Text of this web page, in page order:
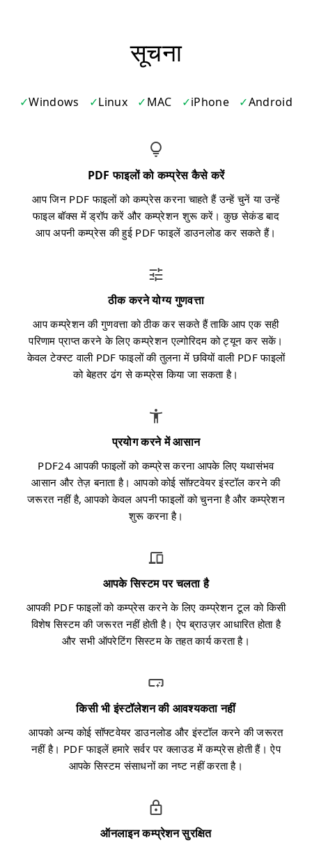
सूचना
Windows Linux MAC iPhone Android
PDF फाइलों को कम्प्रेस कैसे करें
आप जिन PDF फाइलों को कम्प्रेस करना चाहते हैं उन्हें चुनें या उन्हें
फाइल बॉक्स में ड्रॉप करें और कम्प्रेशन शुरू करें। कुछ सेकंड बाद
आप अपनी कम्प्रेस की हुई PDF फाइलें डाउनलोड कर सकते हैं।
ठीक करने योग्य गुणवत्ता
आप कम्प्रेशन की गुणवत्ता को ठीक कर सकते हैं ताकि आप एक सही
परिणाम प्राप्त करने के लिए कम्प्रेशन एल्गोरिदम को ट्यून कर सकें।
केवल टेक्स्ट वाली PDF फाइलों की तुलना में छवियों वाली PDF फाइलों
को बेहतर ढंग से कम्प्रेस किया जा सकता है।
प्रयोग करने में आसान
PDF24 आपकी फाइलों को कम्प्रेस करना आपके लिए यथासंभव
आसान और तेज़ बनाता है। आपको कोई सॉफ़्टवेयर इंस्टॉल करने की
जरूरत नहीं है, आपको केवल अपनी फाइलों को चुनना है और कम्प्रेशन
शुरू करना है।
आपके सिस्टम पर चलता है
आपकी PDF फाइलों को कम्प्रेस करने के लिए कम्प्रेशन टूल को किसी
विशेष सिस्टम की जरूरत नहीं होती है। ऐप ब्राउज़र आधारित होता है
और सभी ऑपरेटिंग सिस्टम के तहत कार्य करता है।
किसी भी इंस्टॉलेशन की आवश्यकता नहीं
आपको अन्य कोई सॉफ्टवेयर डाउनलोड और इंस्टॉल करने की जरूरत
नहीं है। PDF फाइलें हमारे सर्वर पर क्लाउड में कम्प्रेस होती हैं। ऐप
आपके सिस्टम संसाधनों का नष्ट नहीं करता है।
ऑनलाइन कम्प्रेशन सुरक्षित